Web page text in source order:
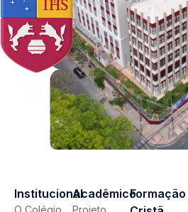
Institucional
O Colégio
Acadêmico
Projeto
Formação